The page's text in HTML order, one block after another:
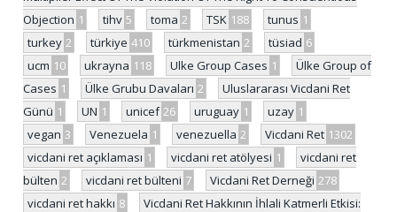
Objection 1 tihv 5 toma 2 TSK 188 tunus 1
turkey 2 türkiye 410 türkmenistan 2 tüsiad 6
ucm 10 ukrayna 118 Ulke Group Cases 1
Ülke Group of
Cases 1 Ülke Grubu Davaları 2
Uluslararası Vicdani Ret
Günü 1 UN 1 unicef 26 uruguay 1 uzay 1
vegan 3 Venezuela 1 venezuella 2 Vicdani Ret 1302
vicdani ret açıklaması 1 vicdani ret atölyesi 1
vicdani ret
bülten 2 vicdani ret bülteni 7 Vicdani Ret Derneği 278
vicdani ret hakkı 8
Vicdani Ret Hakkının İhlali Katmerli Etkisi: